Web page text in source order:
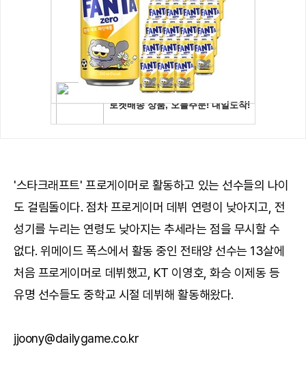
'스타크래프트' 프로게이머로 활동하고 있는 선수들의 나이
도 걸림돌이다. 점차 프로게이머 데뷔 연령이 낮아지고, 전
성기를 누리는 연령도 낮아지는 추세라는 점을 무시할 수
없다. 위메이드 폭스에서 활동 중인 전태양 선수는 13살에
처음 프로게이머로 데뷔했고, KT 이영호, 화승 이제동 등
유명 선수들도 중학교 시절 데뷔해 활동해왔다.
jjoony@dailygame.co.kr